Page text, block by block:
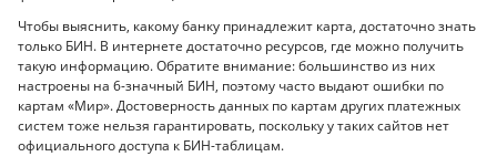
Чтобы выяснить, какому банку принадлежит карта, достаточно знать
только БИН. В интернете достаточно ресурсов, где можно получить
такую информацию. Обратите внимание: большинство из них
настроены на 6-значный БИН, поэтому часто выдают ошибки по
картам «Мир». Достоверность данных по картам других платежных
систем тоже нельзя гарантировать, поскольку у таких сайтов нет
официального доступа к БИН-таблицам.